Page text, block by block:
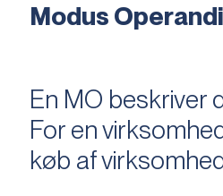
Modus
En MO beskriver
For en
køb af